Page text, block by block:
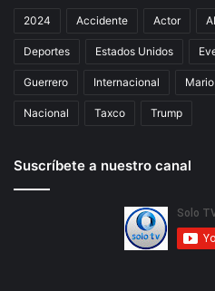
2024 Accidente Actor
Deportes Estados Unidos
Guerrero Internacional
Nacional Taxco Trump
Suscríbete a nuestro canal